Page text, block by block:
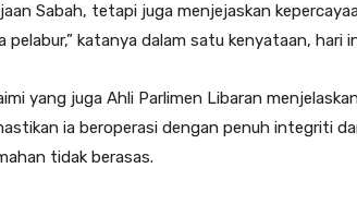
Sabah, tetapi juga menjejaskan
pelabur,” katanya dalam satu kenyataan, hari
yang juga Ahli Parlimen Libaran
ia beroperasi dengan penuh integriti
tidak berasas.